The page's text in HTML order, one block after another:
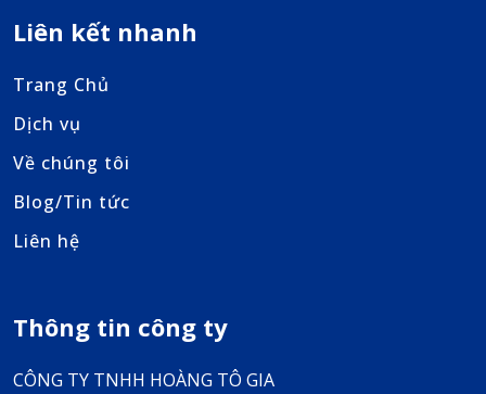
Liên kết nhanh
Trang Chủ
Dịch vụ
Về chúng tôi
Blog/Tin tức
Liên hệ
Thông tin công ty
CÔNG TY TNHH HOÀNG TÔ GIA